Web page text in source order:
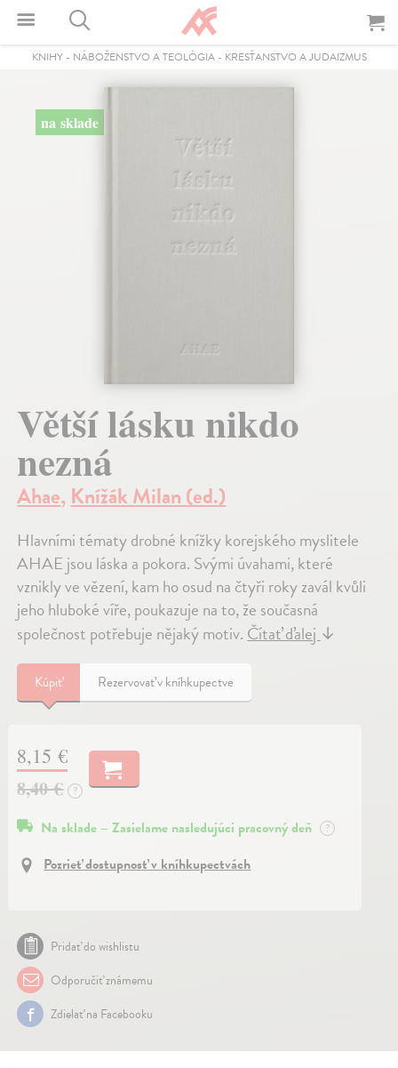
KNIHY- NÁBOŽENSTVO A TEOLÓGIA- KRESŤANSTVO A JUDAIZMUS
na sklade
Větší lásku nikdo
nezná
Ahae,Knížák Milan (ed.)
Hlavními tématy drobné knížky korejského myslitele
AHAE jsou láska a pokora. Svými úvahami, které
vznikly ve vězení, kam ho osud na čtyři roky zavál kvůli
jeho hluboké víře, poukazuje na to, že současná
společnost potřebuje nějaký motiv.Čítať ďalej↓
Kúpiť Rezervovať v kníhkupectve
8,15 €
8,40 €
?
Na sklade – Zasielame nasledujúci pracovný deň ?
Pozrieť dostupnosť v kníhkupectvách
Pridať do wishlistu
Odporučiť známemu
Zdielať na Facebooku